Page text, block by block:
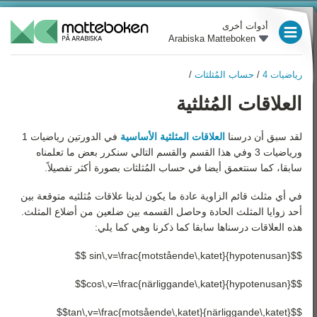
أدوات أخرى
Arabiska Matteboken
رياضيات 4 / حساب المُثلثات /
العلاقات المُثلثية
لقد سبق أن درسنا العلاقات المثلثية الأساسية
في الدورتين رياضيات 1
ورياضيات 3 وفي هذا القسم والقسم التالي سنكرر بعض ما تعلمناه
سابقا، كما سنتعمق أيضا في حساب المُثلثات بصورة أكثر تفصيلاً.
في أي مثلث قائم الزاوية عادة ما يكون لدينا علاقات مُثلثيه متوقعة بين
أحد زوايا المثلث الحادة وحاصل القسمه بين ضلعين من أضلاع المثلث.
هذه العلاقات درسناها سابقا كما ذكرنا وهي كما يلي:
$$sin\,v=\frac{motstående\,katet}{hypotenusan} $$
$$cos\,v=\frac{närliggande\,katet}{hypotenusan}$$
$$tan\,v=\frac{motsående\,katet}{närliggande\,katet}$$
العام الدراسي 4
العام الدراسي 5
العام الدراسي 6
العام الدراسي 7
العام الدراسي 8
العام الدراسي 9
رياضيات 1
رياضيات 2
رياضيات 4
نظرة عامة
طُرق الإثبات
حساب المُثلثات
التفاضلية
الروسم البيانية وخطوط
التكاملات
الأعداد المُركبة